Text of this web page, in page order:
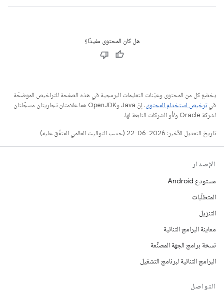
هل كان المحتوى مفيدًا؟
يخضع كل من المحتوى وعيّنات التعليمات البرمجية في هذه الصفحة للتراخيص الموضحّة
فيترخيص استخدام المحتوى
. إنّ Java وOpenJDK هما علامتان تجاريتان مسجَّلتان
لشركة Oracle و/أو الشركات التابعة لها.
تاريخ التعديل الأخير: 2026-06-22 (حسب التوقيت العالمي المتفَّق عليه)
الإصدار
مستودع Android
المتطلّبات
التنزيل
معاينة البرامج الثنائية
نسخة برامج الجهة المصنِّعة
البرامج الثنائية لبرنامج التشغيل
التواصل